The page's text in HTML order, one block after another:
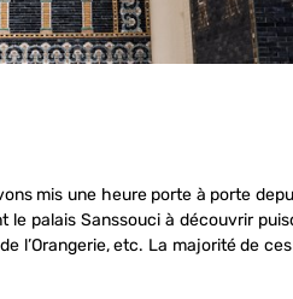
mis une heure porte à porte
le palais Sanssouci à découvrir
l’Orangerie, etc. La majorité de